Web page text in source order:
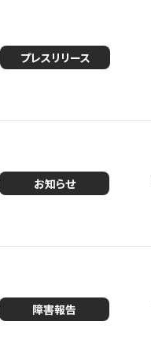
プレスリリース
お知らせ
障害報告